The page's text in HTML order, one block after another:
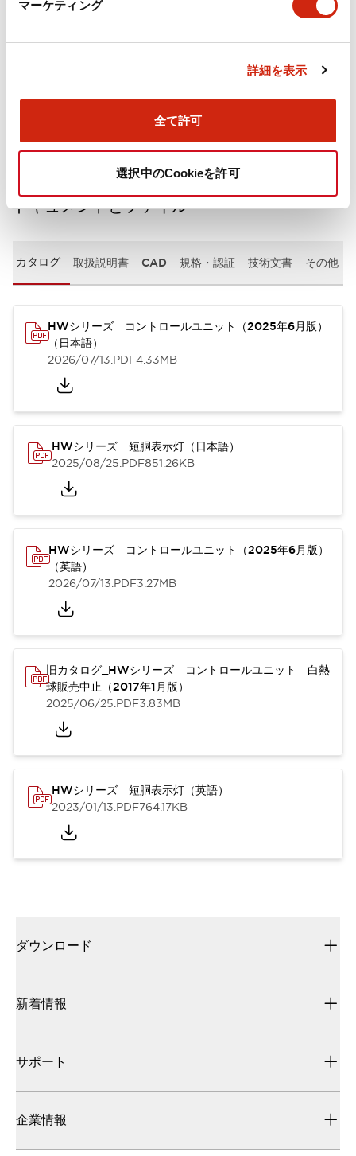
マーケティング
詳細を表示
全て許可
選択中のCookieを許可
ドキュメントとファイル
カタログ 取扱説明書 CAD 規格・認証 技術文書 その他
HWシリーズ コントロールユニット（2025年6月版）
（日本語）
2026/07/13.PDF4.33MB
HWシリーズ 短胴表示灯（日本語）
2025/08/25.PDF851.26KB
HWシリーズ コントロールユニット（2025年6月版）
（英語）
2026/07/13.PDF3.27MB
旧カタログ_HWシリーズ コントロールユニット 白熱
球販売中止（2017年1月版）
2025/06/25.PDF3.83MB
HWシリーズ 短胴表示灯（英語）
2023/01/13.PDF764.17KB
ダウンロード
新着情報
サポート
企業情報